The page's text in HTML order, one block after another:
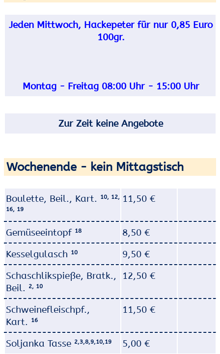
Jeden Mittwoch, Hackepeter für nur 0,85 Euro
100gr.
Montag - Freitag 08:00 Uhr - 15:00 Uhr​
Zur Zeit keine Angebote
Wochenende - kein Mittagstisch
Boulette, Beil., Kart.
10, 12,
16, 19
11,50 €
Gemüseeintopf 18
8,50 €
Kesselgulasch 10
9,50 €
Schaschlikspieße, Bratk.,
Beil.
2, 10
12,50 €
Schweinefleischpf.,
Kart.
16
11,50 €
Soljanka Tasse 2,3,8,9,10,19 5,00 €